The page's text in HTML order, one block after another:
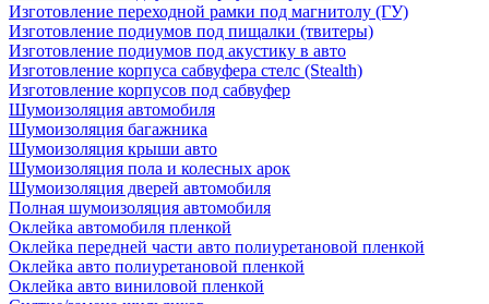
Изготовление переходной рамки под магнитолу (ГУ)
Изготовление подиумов под пищалки (твитеры)
Изготовление подиумов под акустику в авто
Изготовление корпуса сабвуфера стелс (Stealth)
Изготовление корпусов под сабвуфер
Шумоизоляция автомобиля
Шумоизоляция багажника
Шумоизоляция крыши авто
Шумоизоляция пола и колесных арок
Шумоизоляция дверей автомобиля
Полная шумоизоляция автомобиля
Оклейка автомобиля пленкой
Оклейка передней части авто полиуретановой пленкой
Оклейка авто полиуретановой пленкой
Оклейка авто виниловой пленкой